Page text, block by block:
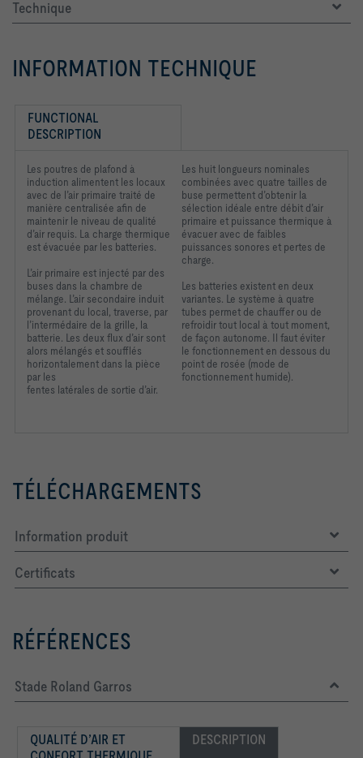
Technique
INFORMATION TECHNIQUE
FUNCTIONAL
DESCRIPTION
Les poutres de plafond à
induction alimentent les locaux
avec de l’air primaire traité de
manière centralisée afin de
maintenir le niveau de qualité
d’air requis. La charge thermique
est évacuée par les batteries.
L’air primaire est injecté par des
buses dans la chambre de
mélange. L’air secondaire induit
provenant du local, traverse, par
l’intermédaire de la grille, la
batterie. Les deux flux d’air sont
alors mélangés et soufflés
horizontalement dans la pièce
par les
fentes latérales de sortie d’air.
Les huit longueurs nominales
combinées avec quatre tailles de
buse permettent d’obtenir la
sélection idéale entre débit d’air
primaire et puissance thermique à
évacuer avec de faibles
puissances sonores et pertes de
charge.
Les batteries existent en deux
variantes. Le système à quatre
tubes permet de chauffer ou de
refroidir tout local à tout moment,
de façon autonome. Il faut éviter
le fonctionnement en dessous du
point de rosée (mode de
fonctionnement humide).
TÉLÉCHARGEMENTS
Information produit
Certificats
RÉFÉRENCES
Stade Roland Garros
​QUALITÉ D’AIR ET
DESCRIPTION